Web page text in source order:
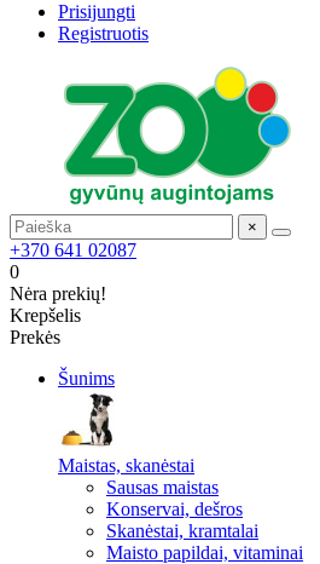
Prisijungti
Registruotis
×
+370 641 02087
0
Nėra prekių!
Krepšelis
Prekės
Šunims
Maistas, skanėstai
Sausas maistas
Konservai, dešros
Skanėstai, kramtalai
Maisto papildai, vitaminai